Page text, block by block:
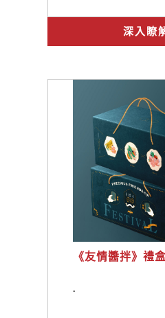
#禾乃
深入瞭
《友情醬拌》禮
.